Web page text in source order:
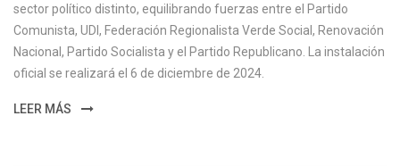
sector político distinto, equilibrando fuerzas entre el Partido
Comunista, UDI, Federación Regionalista Verde Social, Renovación
Nacional, Partido Socialista y el Partido Republicano. La instalación
oficial se realizará el 6 de diciembre de 2024.
LEER MÁS